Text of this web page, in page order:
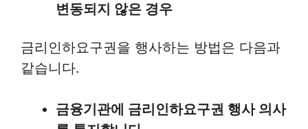
변동되지 않은 경우
금리인하요구권을 행사하는 방법은 다음과
같습니다.
금융기관에 금리인하요구권 행사 의사